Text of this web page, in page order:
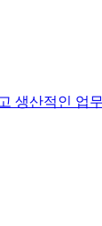
생산적인 업